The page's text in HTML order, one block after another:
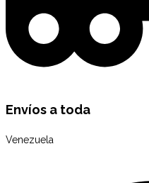
Envíos a toda
Venezuela